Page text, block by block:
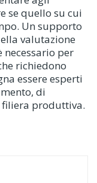
se quello su cui
Un supporto
valutazione
necessario per
richiedono
essere esperti
di
produttiva.